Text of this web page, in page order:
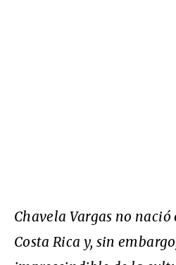
Chavela Vargas no nació
Costa Rica y, sin